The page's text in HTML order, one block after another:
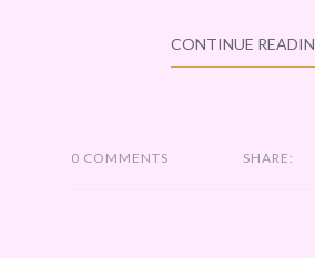
CONTINUE
0 COMMENTS SHARE: